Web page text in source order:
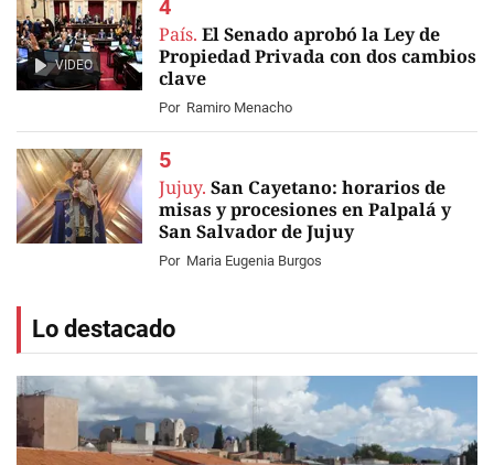
VIDEO
País. El Senado aprobó la Ley de
Propiedad Privada con dos cambios
clave
Por Ramiro Menacho
Jujuy. San Cayetano: horarios de
misas y procesiones en Palpalá y
San Salvador de Jujuy
Por Maria Eugenia Burgos
Lo destacado